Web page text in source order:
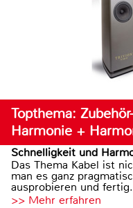
Topthema:
Harmonie +
Schnelligkeit und
Das Thema Kabel ist
man es ganz
ausprobieren und fertig.
>> Mehr erfahren